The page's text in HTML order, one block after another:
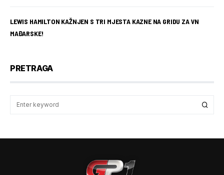
LEWIS HAMILTON KAŽNJEN S TRI MJESTA KAZNE NA GRIDU ZA VN
MAĐARSKE!
PRETRAGA